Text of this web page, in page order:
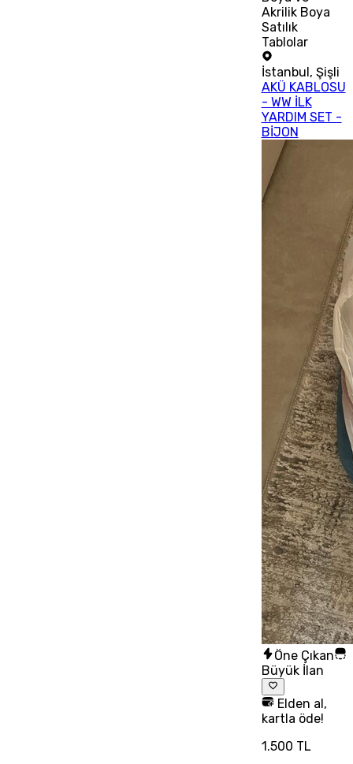
Akrilik Boya
Satılık
Tablolar
İstanbul, Şişli
AKÜ KABLOSU
- WW İLK
YARDIM SET -
BİJON
Öne Çıkan
Büyük İlan
Elden al,
kartla öde!
1.500 TL